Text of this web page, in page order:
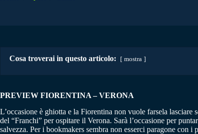
Cosa troverai in questo articolo: mostra
PREVIEW FIORENTINA – VERONA
L’occasione è ghiotta e la Fiorentina non vuole farsela
del “Franchi” per ospitare il Verona. Sarà l’occasione per
salvezza. Per i bookmakers sembra non esserci paragone con